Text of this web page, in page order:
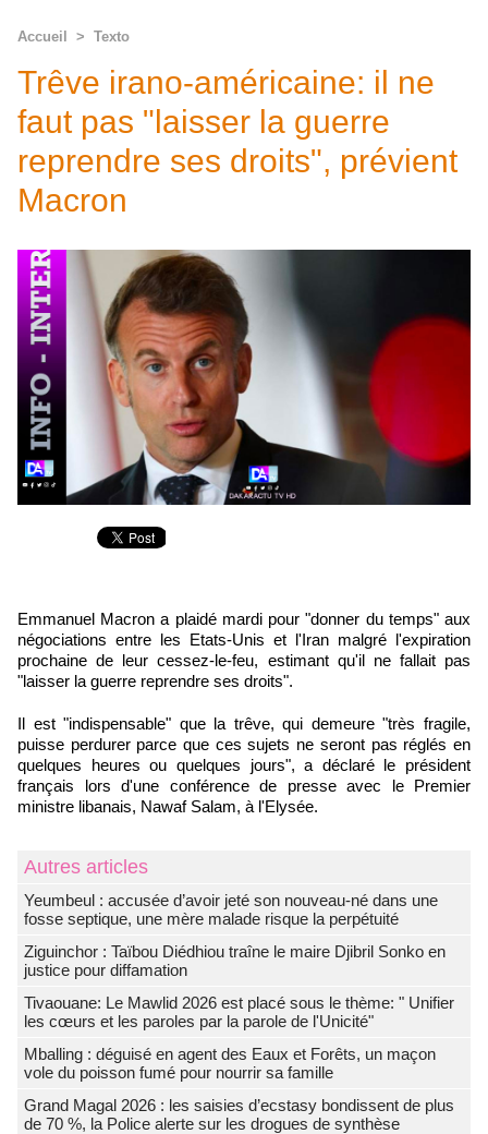
Accueil > Texto
Trêve irano-américaine: il ne
faut pas "laisser la guerre
reprendre ses droits", prévient
Macron
Emmanuel Macron a plaidé mardi pour "donner du temps" aux
négociations entre les Etats-Unis et l'Iran malgré l'expiration
prochaine de leur cessez-le-feu, estimant qu'il ne fallait pas
"laisser la guerre reprendre ses droits".
Il est "indispensable" que la trêve, qui demeure "très fragile,
puisse perdurer parce que ces sujets ne seront pas réglés en
quelques heures ou quelques jours", a déclaré le président
français lors d'une conférence de presse avec le Premier
ministre libanais, Nawaf Salam, à l'Elysée.
Autres articles
Yeumbeul : accusée d’avoir jeté son nouveau-né dans une
fosse septique, une mère malade risque la perpétuité
Ziguinchor : Taïbou Diédhiou traîne le maire Djibril Sonko en
justice pour diffamation
Tivaouane: Le Mawlid 2026 est placé sous le thème: " Unifier
les cœurs et les paroles par la parole de l'Unicité"
Mballing : déguisé en agent des Eaux et Forêts, un maçon
vole du poisson fumé pour nourrir sa famille
Grand Magal 2026 : les saisies d’ecstasy bondissent de plus
de 70 %, la Police alerte sur les drogues de synthèse